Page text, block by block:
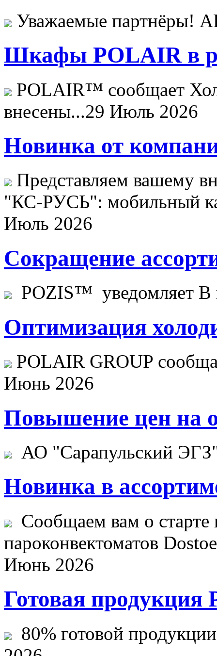
Уважаемые
Шкафы POLAIR в
POLAIR™ сообщает
внесены...29 Июль 2026
Новинка от
Представляем вашему
"КС-РУСЬ": мобильный
Июль 2026
Сокращение
POZIS™ уведомляет В
Оптимизация
POLAIR GROUP
Июнь 2026
Повышение цен на
АО "Сарапульский
Новинка в
Сообщаем вам о старте
пароконвектоматов
Июнь 2026
Готовая продукция
80% готовой